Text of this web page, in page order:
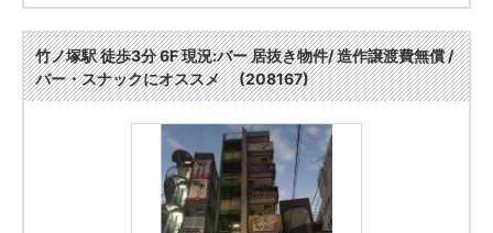
竹ノ塚駅 徒歩3分 6F 現況:バー 居抜き物件/ 造作譲渡費無償 /
バー・スナックにオススメ (208167)